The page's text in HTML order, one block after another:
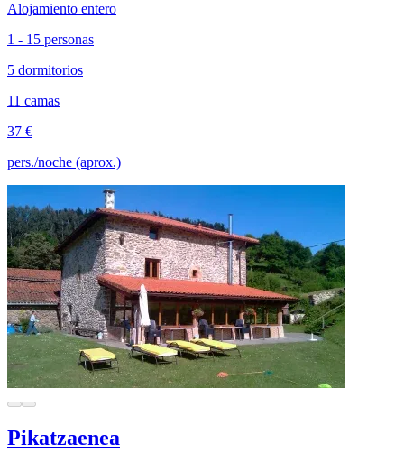
Alojamiento entero
1 - 15 personas
5 dormitorios
11 camas
37 €
pers./noche (aprox.)
Pikatzaenea